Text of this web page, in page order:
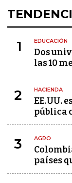
1 EDUCACIÓN
Dos
las 10
2 HACIENDA
EE.UU.
pública
3 AGRO
países